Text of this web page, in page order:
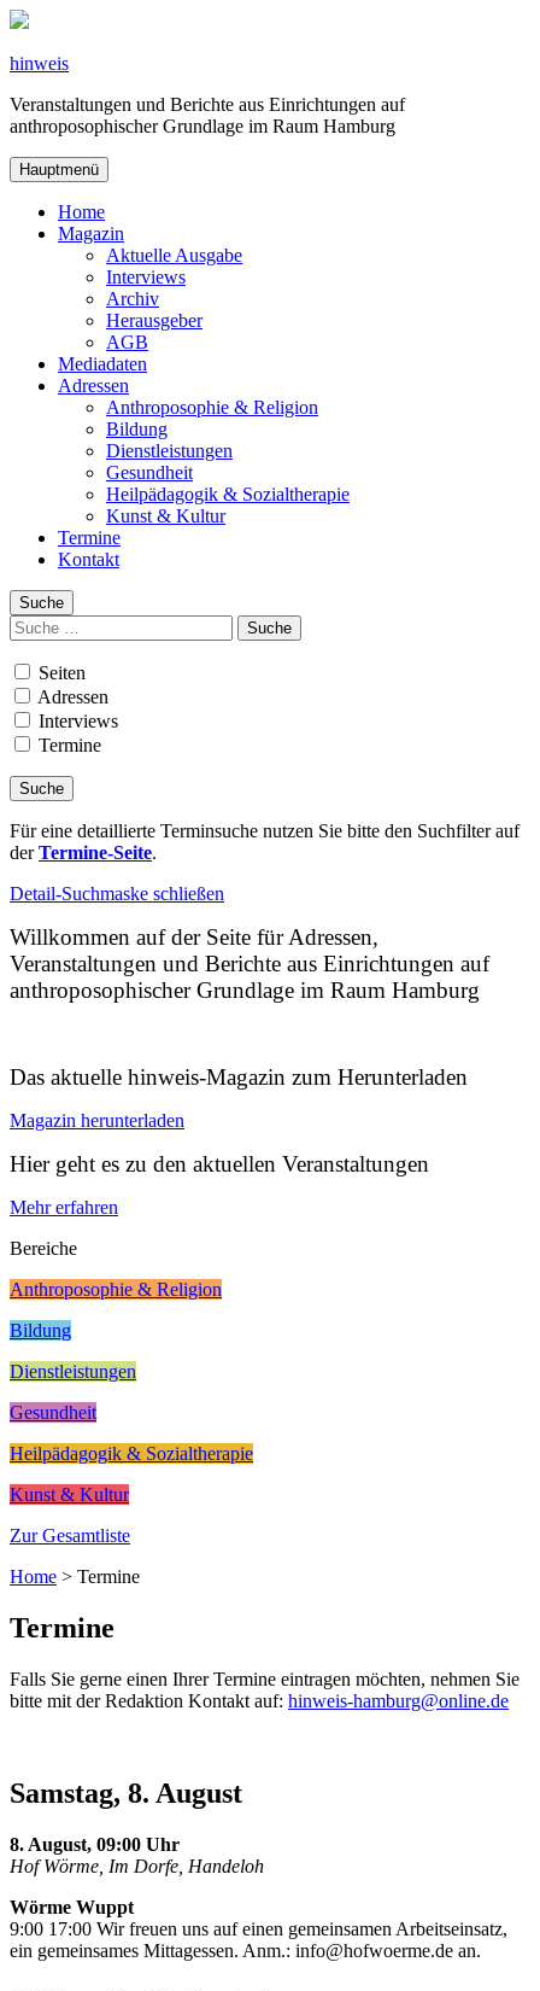
Zum
springen
hinweis
Veranstaltungen und Berichte aus Einrichtungen auf
anthroposophischer Grundlage im Raum Hamburg
Hauptmenü
Home
Magazin
Aktuelle Ausgabe
Interviews
Archiv
Herausgeber
AGB
Mediadaten
Adressen
Anthroposophie & Religion
Bildung
Dienstleistungen
Gesundheit
Heilpädagogik & Sozialtherapie
Kunst & Kultur
Termine
Kontakt
Suche
Suchen
nach:
Seiten
Adressen
Interviews
Termine
Für eine detaillierte Terminsuche nutzen Sie bitte den Suchfilter auf
derTermine-Seite.
Detail-Suchmaske schließen
Willkommen auf der Seite für Adressen,
Veranstaltungen und Berichte aus Einrichtungen auf
anthroposophischer Grundlage im Raum Hamburg
Das aktuelle hinweis-Magazin zum Herunterladen
Magazin herunterladen
Hier geht es zu den aktuellen Veranstaltungen
Mehr erfahren
Bereiche
Anthroposophie & Religion
Bildung
Dienstleistungen
Gesundheit
Heilpädagogik & Sozialtherapie
Kunst & Kultur
Zur Gesamtliste
Home > Termine
Termine
Falls Sie gerne einen Ihrer Termine eintragen möchten, nehmen Sie
bitte mit der Redaktion Kontakt auf: hinweis-hamburg@online.de
Samstag, 8. August
8. August, 09:00 Uhr
Hof Wörme, Im Dorfe, Handeloh
Wörme Wuppt
9:00 17:00 Wir freuen uns auf einen gemeinsamen Arbeitseinsatz,
ein gemeinsames Mittagessen. Anm.: info@hofwoerme.de an.